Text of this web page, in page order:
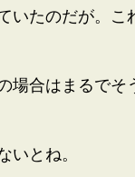
たのだが。
場合はまるで
いとね。